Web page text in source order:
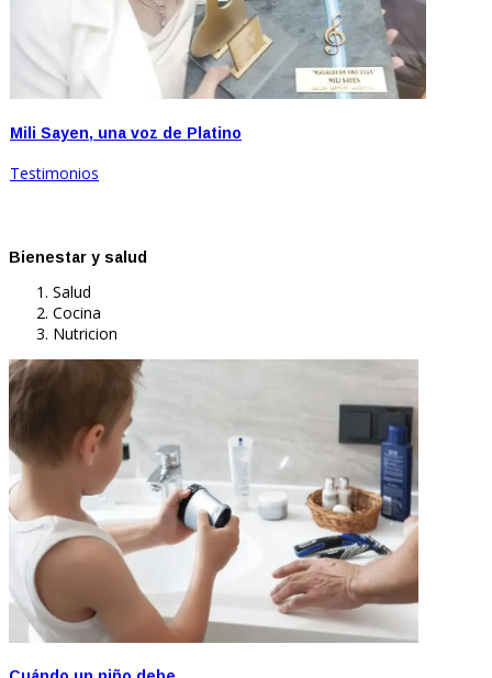
Mili Sayen, una voz de Platino
Testimonios
Bienestar y salud
Salud
Cocina
Nutricion